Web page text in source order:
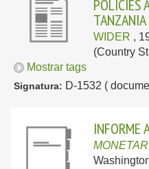
POLICIES
TANZANIA
WIDER ,
(Country
Mostrar tags
Signatura: D-1532 (
INFORME